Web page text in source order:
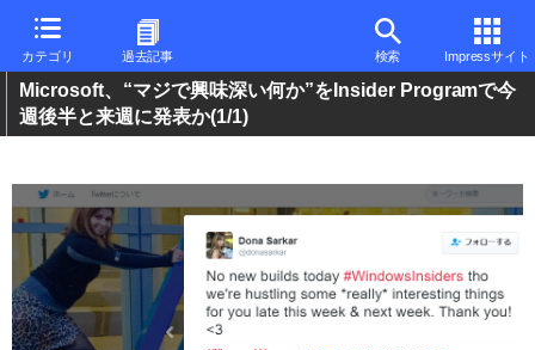
カテゴリ 過去記事 検索 Impressサイト
Microsoft、“マジで興味深い何か”をInsider Programで今
週後半と来週に発表か(1/1)